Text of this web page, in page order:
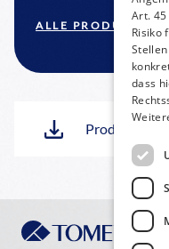
ALLE PRODUKTE
Art. 45
Risiko
dass